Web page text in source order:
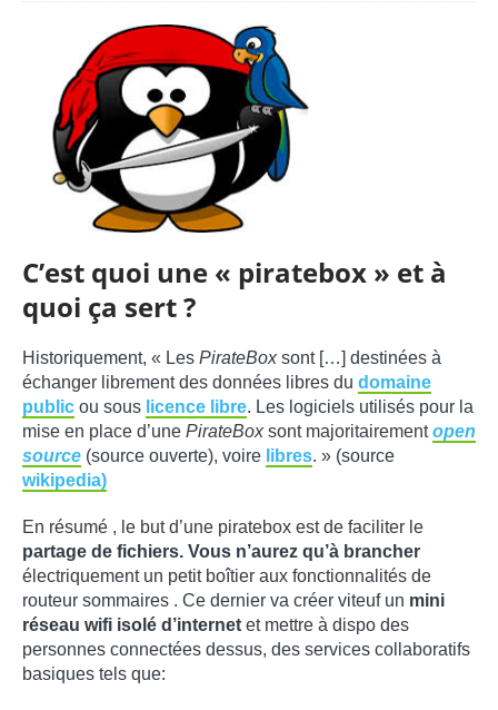
C’est quoi une « piratebox » et à
quoi ça sert ?
Historiquement, « Les PirateBoxsont […] destinées à
échanger librement des données libres du domaine
public ou sous licence libre. Les logiciels utilisés pour la
mise en place d’une PirateBoxsont majoritairementopen
source (source ouverte), voire libres. » (source
wikipedia)
En résumé , le but d’une piratebox est de faciliter le
partage de fichiers. Vous n’aurez qu’à brancher
électriquement un petit boîtier aux fonctionnalités de
routeur sommaires . Ce dernier va créer viteuf un mini
réseau wifi isolé d’internet et mettre à dispo des
personnes connectées dessus, des services collaboratifs
basiques tels que: